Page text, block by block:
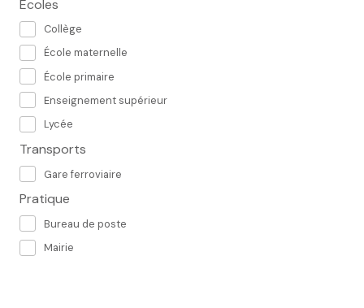
Ecoles
Collège
École maternelle
École primaire
Enseignement supérieur
Lycée
Transports
Gare ferroviaire
Pratique
Bureau de poste
Mairie